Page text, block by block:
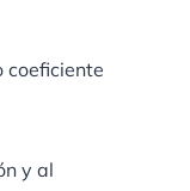
y al